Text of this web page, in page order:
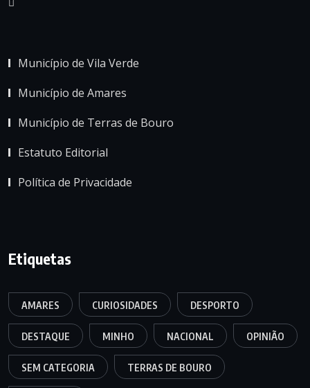
Município de Vila Verde
Município de Amares
Município de Terras de Bouro
Estatuto Editorial
Política de Privacidade
Etiquetas
AMARES CURIOSIDADES DESPORTO
DESTAQUE MINHO NACIONAL OPINIÃO
SEM CATEGORIA TERRAS DE BOURO